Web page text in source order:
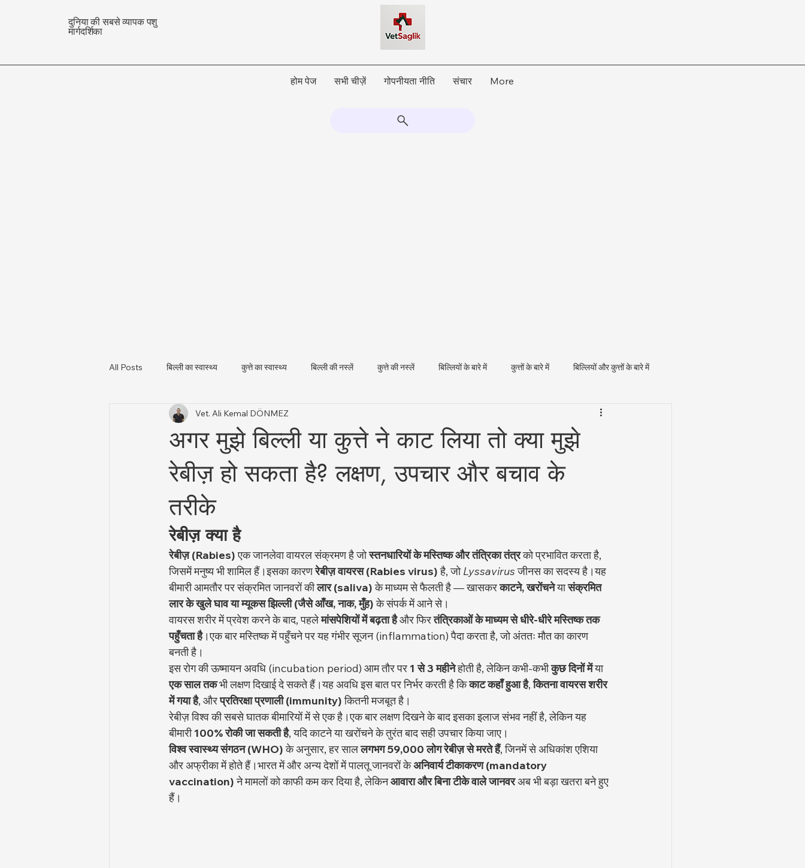
दुनिया की सबसे व्यापक पशु
मार्गदर्शिका
होम पेज सभी चीज़ें गोपनीयता नीति संचार More
All Posts बिल्ली का स्वास्थ्य कुत्ते का स्वास्थ्य बिल्ली की नस्लें कुत्ते की नस्लें बिल्लियों के बारे में कुत्तों के बारे में बिल्लियों और कुत्तों के बारे में
पशु स्वास्थ्य और नियामकीय अपडेट पशुधन स्वास्थ्य
अगर मुझे बिल्ली या कुत्ते ने काट लिया तो क्या मुझे
रेबीज़ हो सकता है? लक्षण, उपचार और बचाव के
तरीके
Vet. Ali Kemal DÖNMEZ
रेबीज़ क्या है
रेबीज़ (Rabies) एक जानलेवा वायरल संक्रमण है जो स्तनधारियों के मस्तिष्क और तंत्रिका तंत्र को प्रभावित करता है,
जिसमें मनुष्य भी शामिल हैं।इसका कारण रेबीज़ वायरस (Rabies virus) है, जो Lyssavirus जीनस का सदस्य है।यह
बीमारी आमतौर पर संक्रमित जानवरों की लार (saliva) के माध्यम से फैलती है — खासकर काटने, खरोंचने या संक्रमित
लार के खुले घाव या म्यूकस झिल्ली (जैसे आँख, नाक, मुँह) के संपर्क में आने से।
वायरस शरीर में प्रवेश करने के बाद, पहले मांसपेशियों में बढ़ता है और फिर तंत्रिकाओं के माध्यम से धीरे-धीरे मस्तिष्क तक
पहुँचता है।एक बार मस्तिष्क में पहुँचने पर यह गंभीर सूजन (inflammation) पैदा करता है, जो अंततः मौत का कारण
बनती है।
इस रोग की ऊष्मायन अवधि (incubation period) आम तौर पर 1 से 3 महीने होती है, लेकिन कभी-कभी कुछ दिनों में या
एक साल तक भी लक्षण दिखाई दे सकते हैं।यह अवधि इस बात पर निर्भर करती है कि काट कहाँ हुआ है, कितना वायरस शरीर
में गया है, और प्रतिरक्षा प्रणाली (immunity) कितनी मजबूत है।
रेबीज़ विश्व की सबसे घातक बीमारियों में से एक है।एक बार लक्षण दिखने के बाद इसका इलाज संभव नहीं है, लेकिन यह
बीमारी 100% रोकी जा सकती है, यदि काटने या खरोंचने के तुरंत बाद सही उपचार किया जाए।
विश्व स्वास्थ्य संगठन (WHO) के अनुसार, हर साल लगभग 59,000 लोग रेबीज़ से मरते हैं, जिनमें से अधिकांश एशिया
और अफ्रीका में होते हैं।भारत में और अन्य देशों में पालतू जानवरों के अनिवार्य टीकाकरण (mandatory
vaccination) ने मामलों को काफी कम कर दिया है, लेकिन आवारा और बिना टीके वाले जानवर अब भी बड़ा खतरा बने हुए
हैं।